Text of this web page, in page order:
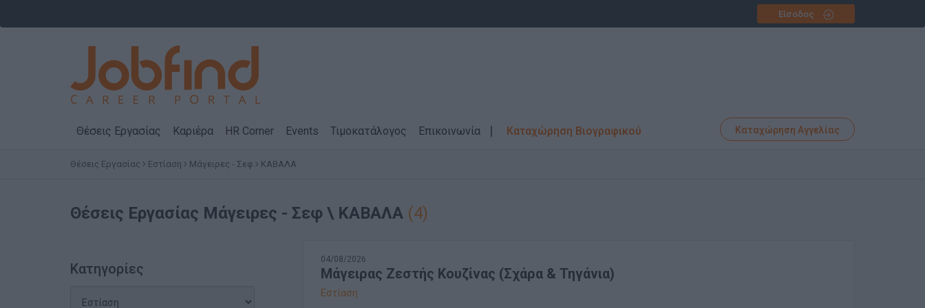
Είσοδος
Θέσεις Εργασίας Καριέρα HR Corner Events Τιμοκατάλογος Επικοινωνία Καταχώρηση Βιογραφικού Καταχώρηση Αγγελίας
Θέσεις Εργασίας Εστίαση Μάγειρες - Σεφ ΚΑΒΑΛΑ
Θέσεις Εργασίας Μάγειρες - Σεφ \ ΚΑΒΑΛΑ (4)
Κατηγορίες
04/08/2026
Μάγειρας Ζεστής Κουζίνας (Σχάρα & Τηγάνια)
Εστίαση